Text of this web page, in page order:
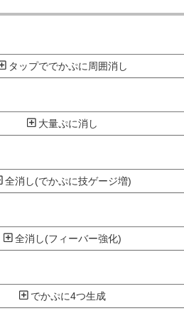
タップででかぷに周囲消し
大量ぷに消し
全消し(でかぷに技ゲージ増)
全消し(フィーバー強化)
でかぷに4つ生成